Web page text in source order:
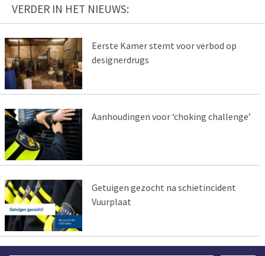
VERDER IN HET NIEUWS:
Eerste Kamer stemt voor verbod op
designerdrugs
Aanhoudingen voor ‘choking challenge’
Getuigen gezocht na schietincident
Vuurplaat